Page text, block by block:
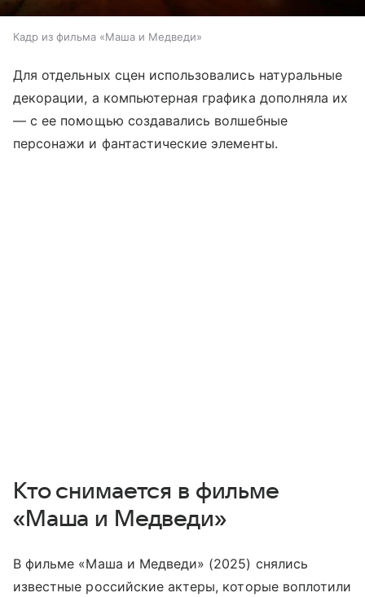
Кадр из фильма «Маша и Медведи»
Для отдельных сцен использовались натуральные
декорации, а компьютерная графика дополняла их
— с ее помощью создавались волшебные
персонажи и фантастические элементы.
Кто снимается в фильме
«Маша и Медведи»
В фильме «Маша и Медведи» (2025) снялись
известные российские актеры, которые воплотили